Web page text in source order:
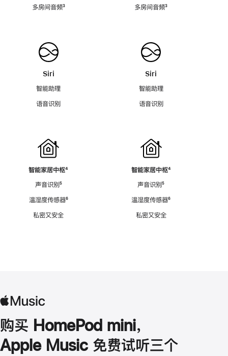
多房间音频脚
³
Siri
智能助理
语音识别
智能家居中枢脚
⁴
声音识别脚
⁵
温湿度传感器脚
⁶
私密又安全
多房间音频脚
³
Siri
智能助理
语音识别
智能家居中枢脚
⁴
声音识别脚
⁵
温湿度传感器脚
⁶
私密又安全
购买 HomePod mini，
Apple Music 免费试听三个